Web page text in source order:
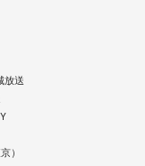
）
も出演。第六感で
ロット、四柱推
手掛ける。転職、
くべきか悩む人に
uranai
は、今後も60周年
のレジェンドたち
。さらに、リスナ
プレゼント企画も
放送
）